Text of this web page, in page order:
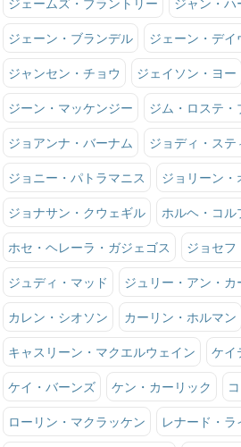
ジェームズ・ブラントリー ジャン・ハ
ジェーン・ブランデル ジェーン・デイ
ジャンセン・チョウ ジェイソン・ヨー
ジーン・マッケンジー ジム・ロステ・
ジョアンナ・バーナム ジョディ・ステ
ジョニー・パトラマニス ジョリーン・
ジョナサン・クウェギル ホルヘ・コル
ホセ・ヘレーラ・ガジェゴス ジョセフ
ジュディ・マッド ジュリー・アン・カ
カレン・シオソン カーリン・ホルマン
キャスリーン・マクエルウェイン ケイ
ケイ・バーンズ ケン・カーリック
ローリン・マクラッケン レナード・ラ